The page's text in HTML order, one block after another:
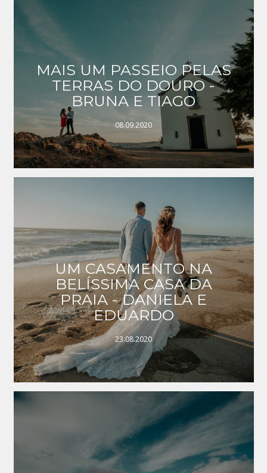
MAIS UM PASSEIO PELAS
TERRAS DO DOURO -
BRUNA E TIAGO
08.09.2020
UM CASAMENTO NA
BELÍSSIMA CASA DA
PRAIA - DANIELA E
EDUARDO
23.08.2020